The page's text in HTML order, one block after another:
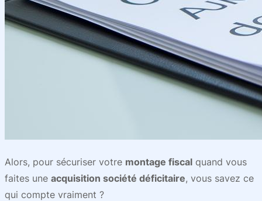
Alors, pour sécuriser votre montage fiscal quand vous
faites une acquisition société déficitaire, vous savez ce
qui compte vraiment ?